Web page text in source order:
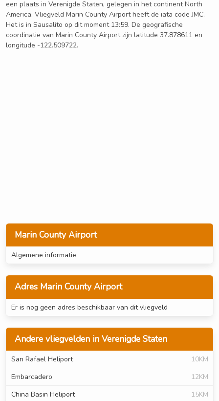
Marin County Airport
Algemene informatie
Adres Marin County Airport
Er is nog geen adres beschikbaar van dit vliegveld
Andere vliegvelden in Verenigde Staten
San Rafael Heliport
10KM
Embarcadero
12KM
China Basin Heliport
15KM
een plaats in Verenigde Staten, gelegen in het continent North
America. Vliegveld Marin County Airport heeft de iata code JMC.
Het is in Sausalito op dit moment 13:59. De geografische
coordinatie van Marin County Airport zijn latitude 37.878611 en
longitude -122.509722.